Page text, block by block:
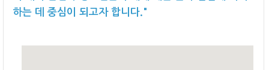
하는 데 중심이 되고자 합니다."